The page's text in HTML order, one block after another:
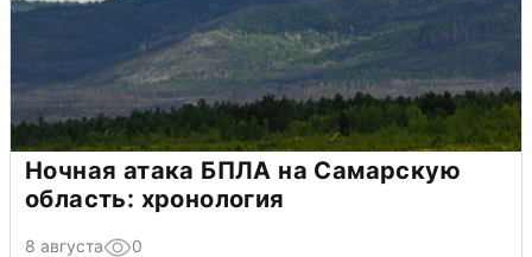
Ночная атака БПЛА на Самарскую
область: хронология
8 августа 0